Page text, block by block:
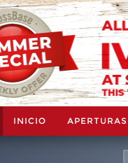
INICIO APERTURAS